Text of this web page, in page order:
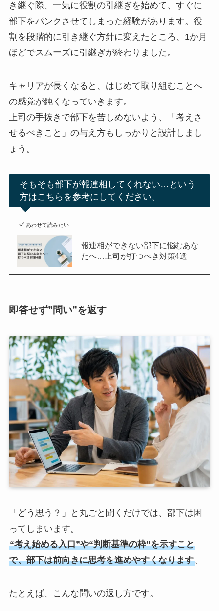
き継ぐ際、一気に役割の引継ぎを始めて、すぐに
部下をパンクさせてしまった経験があります。役
割を段階的に引き継ぐ方針に変えたところ、1か月
ほどでスムーズに引継ぎが終わりました。
キャリアが長くなると、はじめて取り組むことへ
の感覚が鈍くなっていきます。
上司の手抜きで部下を苦しめないよう、「考えさ
せるべきこと」の与え方もしっかりと設計しまし
ょう。
そもそも部下が報連相してくれない…という
方はこちらを参考にしてください。
あわせて読みたい
報連相ができない部下に悩むあな
たへ…上司が打つべき対策4選
即答せず”問い”を返す
「どう思う？」と丸ごと聞くだけでは、部下は困
ってしまいます。
“考え始める入口”や“判断基準の枠”を示すこと
で、部下は前向きに思考を進めやすくなります。
たとえば、こんな問いの返し方です。